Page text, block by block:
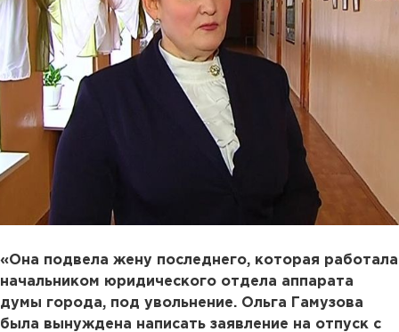
«Она подвела жену последнего, которая работала
начальником юридического отдела аппарата
думы города, под увольнение. Ольга Гамузова
была вынуждена написать заявление на отпуск с